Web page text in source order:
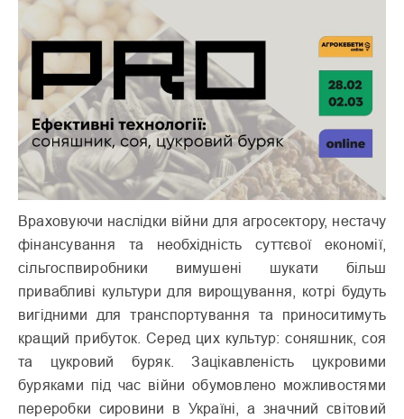
Враховуючи наслідки війни для агросектору, нестачу
фінансування та необхідність суттєвої економії,
сільгоспвиробники вимушені шукати більш
привабливі культури для вирощування, котрі будуть
вигідними для транспортування та приноситимуть
кращий прибуток. Серед цих культур: соняшник, соя
та цукровий буряк. Зацікавленість цукровими
буряками під час війни обумовлено можливостями
переробки сировини в Україні, а значний світовий